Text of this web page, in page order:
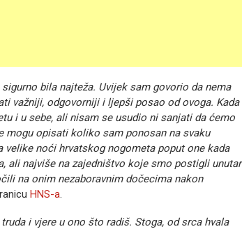
bila najteža. Uvijek sam govorio da nema
važniji, odgovorniji i ljepši posao od ovoga. Kada
i u sebe, ali nisam se usudio ni sanjati da ćemo
opisati koliko sam ponosan na svaku
velike noći hrvatskog nogometa poput one kada
ali najviše na zajedništvo koje smo postigli unutar
na onim nezaboravnim dočecima nakon
HNS-a.
i vjere u ono što radiš. Stoga, od srca hvala